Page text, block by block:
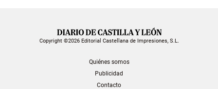
Copyright ©2026 Editorial Castellana de Impresiones, S.L.
Quiénes somos
Publicidad
Contacto